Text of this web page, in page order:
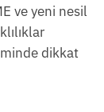
ve yeni nesil
dikkat